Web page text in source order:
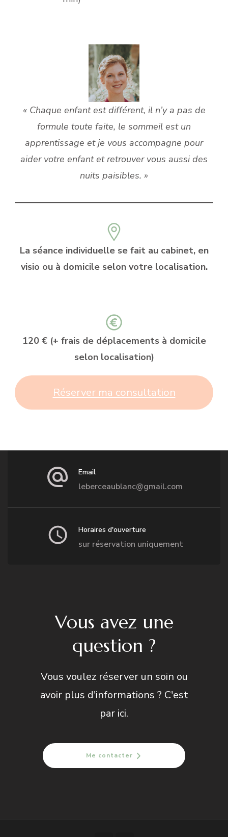
« Chaque enfant est différent, il n’y a pas de
formule toute faite, le sommeil est un
apprentissage et je vous accompagne pour
aider votre enfant et retrouver vous aussi des
nuits paisibles. »
La séance individuelle se fait au cabinet, en
visio ou à domicile selon votre localisation.
120 € (+ frais de déplacements à domicile
selon localisation)
Réserver ma consultation
Email
leberceaublanc@gmail.com
Horaires d'ouverture
sur réservation uniquement
Vous avez une
question ?
Vous voulez réserver un soin ou
avoir plus d'informations ? C'est
par ici.
Me contacter